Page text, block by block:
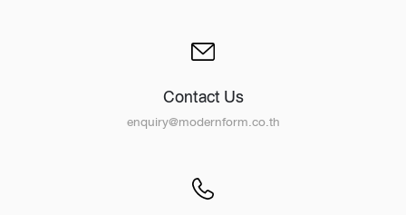
Contact Us
enquiry@modernform.co.th